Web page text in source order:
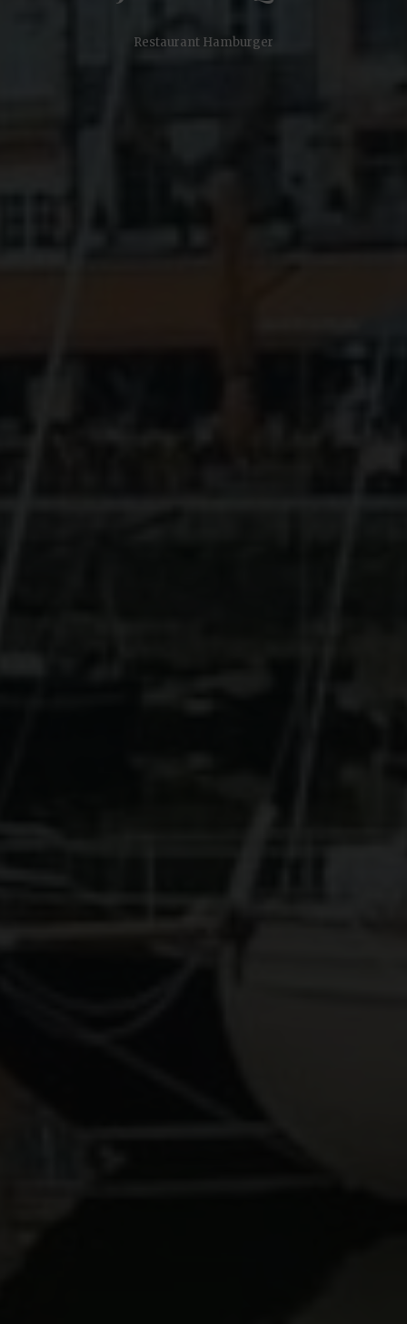
Restaurant Hamburger